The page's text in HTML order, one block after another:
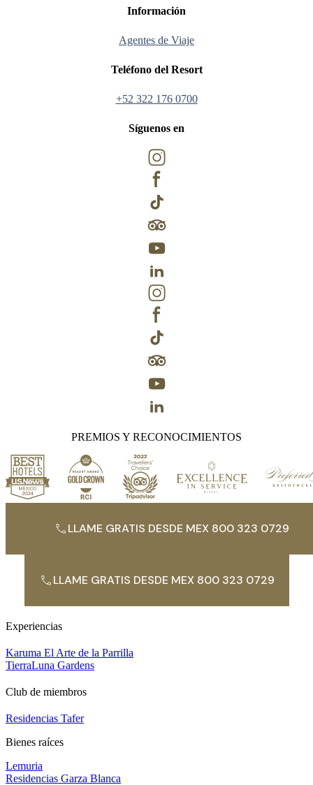
Información
Agentes de Viaje
Teléfono del Resort
+52 322 176 0700
Síguenos en
PREMIOS Y RECONOCIMIENTOS
LLAME GRATIS DESDE MEX 800 323 0729
LLAME GRATIS DESDE MEX 800 323 0729
Experiencias
Karuma El Arte de la Parrilla
TierraLuna Gardens
Club de miembros
Residencias Tafer
Bienes raíces
Lemuria
Residencias Garza Blanca